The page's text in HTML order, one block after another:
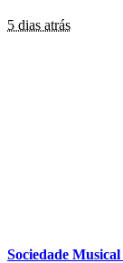
5 dias atrás
Sociedade